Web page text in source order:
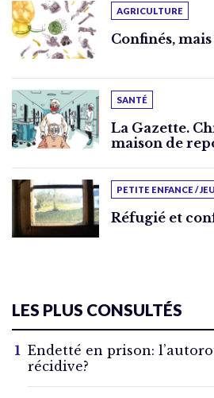
AGRICULTURE
Confinés,
SANTÉ
La Gazette.
maison de
PETITE ENFANCE /
Réfugié et
LES PLUS CONSULTÉS
Endetté en prison:
récidive?